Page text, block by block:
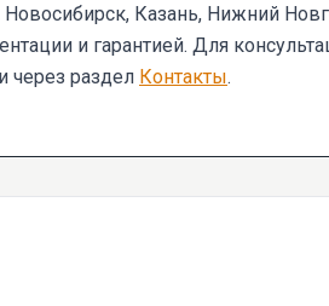
Казань, Нижний
и гарантией. Для
через раздел Контакты.